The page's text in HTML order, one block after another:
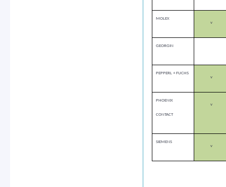
MOLEX
v
GEORGIN
PEPPERL + FUCHS
v
PHOENIX
CONTACT
v
SIEMENS
v